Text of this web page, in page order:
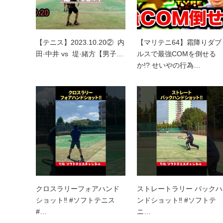
【テニス】2023.10.20② 内
田·中井 vs 堤·緒方【男子…
【マリテニ64】霜降りダブ
ルスで最強COMを倒せる
か!? せいやの行為…
クロスラリーフォアハンド
ショット‼︎ #ソフトテニス
#…
ストレートラリー バックハ
ンドショット‼︎ #ソフトテ
ニ…